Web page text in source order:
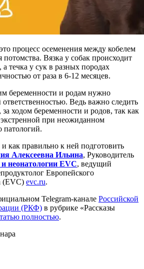
процесс осеменения между кобелем
потомства. Вязка у собак происходит
течка у сук в разных породах
от раза в 6-12 месяцев.
беременности и родам нужно
ответственностью. Ведь важно следить
ходом беременности и родов, так как
при неожиданном
патологий.
и как правильно к ней подготовить
Алексеевна Ильина, Руководитель
неонатологии EVC, ведущий
Европейского
(EVC) evc.ru.
Telegram-канале Российской
(РКФ) в рубрике «Рассказы
полностью.